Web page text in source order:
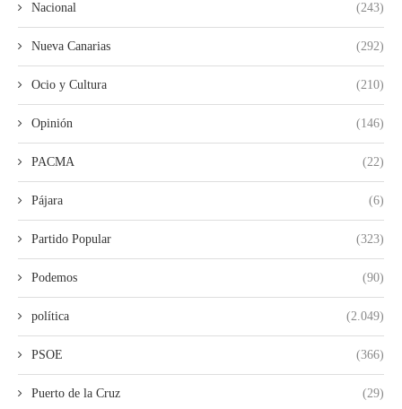
Nacional (243)
Nueva Canarias (292)
Ocio y Cultura (210)
Opinión (146)
PACMA (22)
Pájara (6)
Partido Popular (323)
Podemos (90)
política (2.049)
PSOE (366)
Puerto de la Cruz (29)